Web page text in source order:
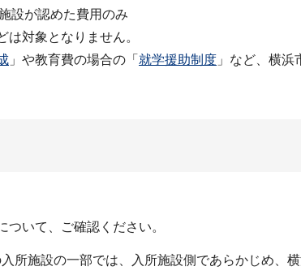
設が認めた費用のみ
対象となりません。
」や教育費の場合の「 就学援助制度 」など、横
いて、ご確認ください。
所施設の一部では、入所施設側であらかじめ、